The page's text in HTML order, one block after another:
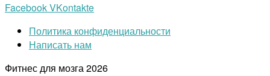
FacebookVKontakte
Политика конфиденциальности
Написать нам
Фитнес для мозга2026